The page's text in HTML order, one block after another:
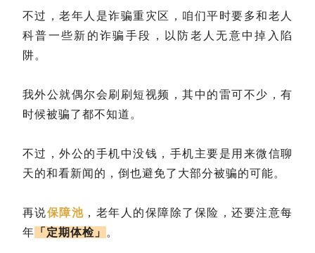
不过，老年人是诈骗重灾区，咱们平时要多和老人
科普一些新的诈骗手段，以防老人无意中掉入陷
阱。
我外公就偶尔会刷刷短视频，其中的雷可不少，有
时候被骗了都不知道。
不过，外公的手机中没钱，手机主要是用来微信聊
天的和看新闻的，倒也避免了大部分被骗的可能。
再说保障池 ，老年人的保障除了保险，还要注意每
年 「定期体检」 。